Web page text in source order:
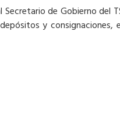
de Gobierno del
y consignaciones,